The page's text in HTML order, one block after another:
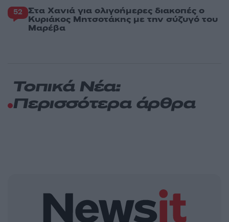
52 Στα Χανιά για ολιγοήμερες διακοπές ο
Κυριάκος Μητσοτάκης με την σύζυγό του
Μαρέβα
Τοπικά Νέα:
Περισσότερα άρθρα